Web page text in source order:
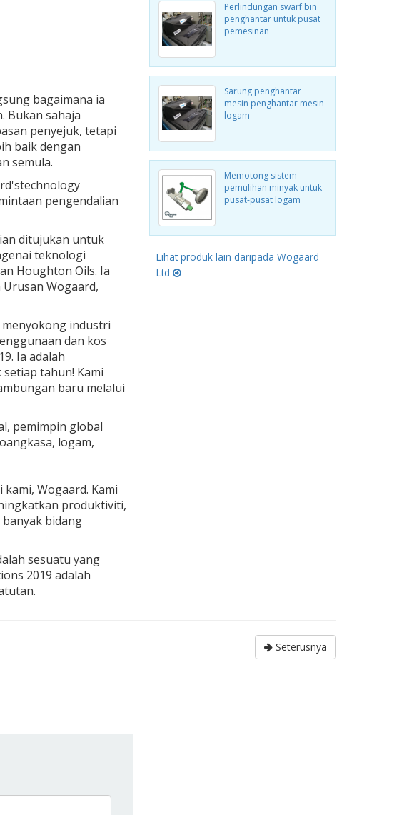
bagaimana ia
Bukan sahaja
penyejuk, tetapi
baik dengan
semula.
pengendalian
ditujukan untuk
teknologi
Houghton Oils. Ia
Wogaard,
industri
dan kos
Ia adalah
tahun! Kami
baru melalui
pemimpin global
logam,
Wogaard. Kami
produktiviti,
bidang
sesuatu yang
2019 adalah
Perlindungan swarf bin
penghantar untuk pusat
pemesinan
Sarung penghantar
mesin penghantar mesin
logam
Memotong sistem
pemulihan minyak untuk
pusat-pusat logam
Lihat produk lain daripada Wogaard
Ltd
Seterusnya